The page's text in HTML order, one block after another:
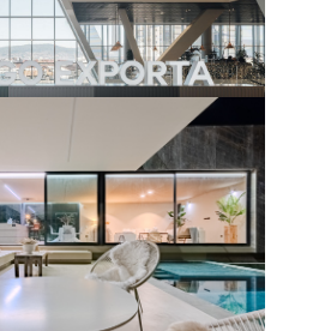
VIGO – URZAIZ